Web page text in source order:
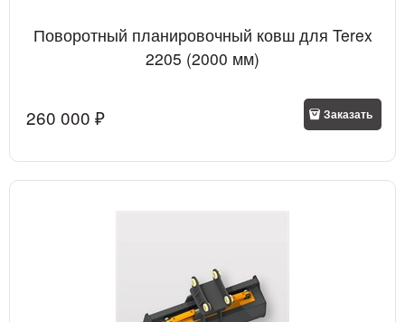
Поворотный планировочный ковш для Terex
2205 (2000 мм)
260 000 ₽ Заказать